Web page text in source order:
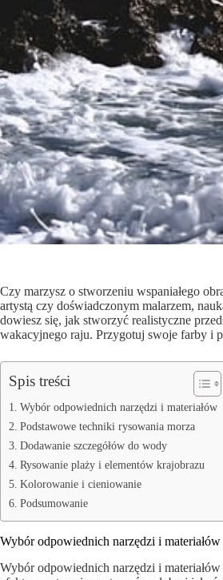
Czy marzysz o stworzeniu wspaniałego
artystą czy doświadczonym malarzem,
dowiesz się, jak stworzyć realistyczne
wakacyjnego raju. Przygotuj swoje farby i
Spis treści
Wybór odpowiednich narzędzi i materiałów
Podstawowe techniki rysowania morza
Dodawanie szczegółów do wody
Rysowanie plaży i elementów krajobrazu
Kolorowanie i cieniowanie
Podsumowanie
Wybór odpowiednich narzędzi i materiałów
Wybór odpowiednich narzędzi i